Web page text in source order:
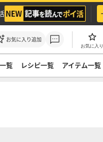
お気に入り追加
お気に入り
覧 レシピ一覧 アイテム一覧